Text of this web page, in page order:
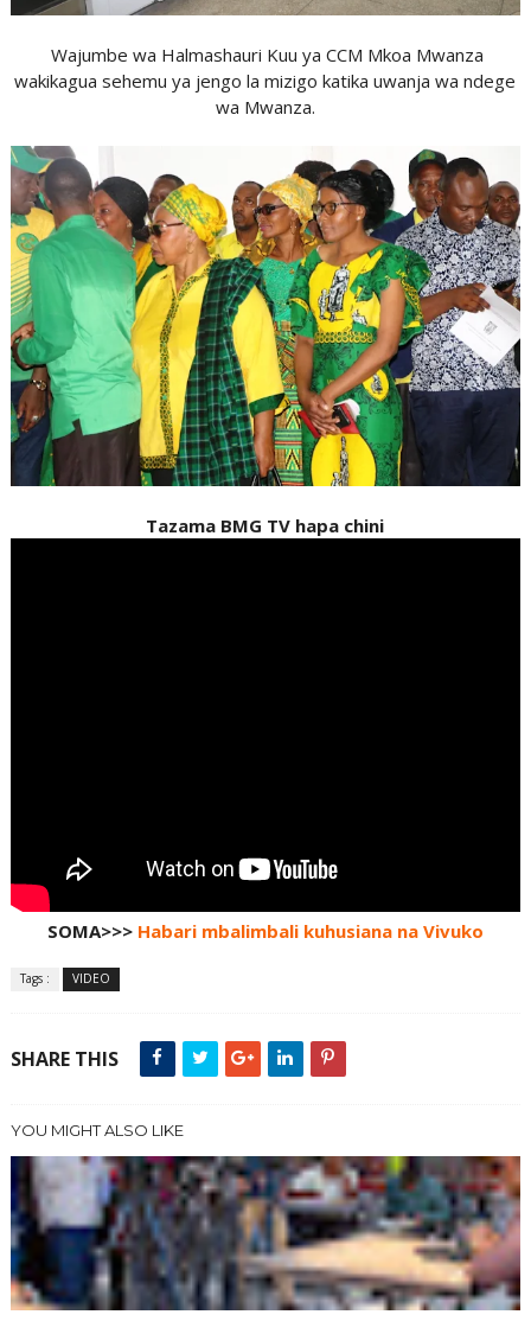
Wajumbe wa Halmashauri Kuu ya CCM Mkoa Mwanza
wakikagua sehemu ya jengo la mizigo katika uwanja wa ndege
wa Mwanza.
Tazama BMG TV hapa chini
SOMA>>> Habari mbalimbali kuhusiana na Vivuko
Tags : VIDEO
SHARE THIS
YOU MIGHT ALSO LIKE